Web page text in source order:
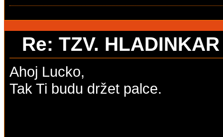
Re: TZV.
Ahoj Lucko,
Tak Ti budu držet palce.